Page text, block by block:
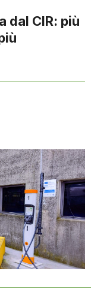
dal CIR: più